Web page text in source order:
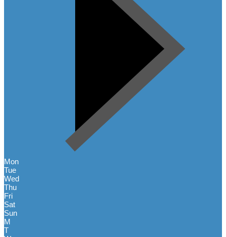
Mon
Tue
Wed
Thu
Fri
Sat
Sun
M
T